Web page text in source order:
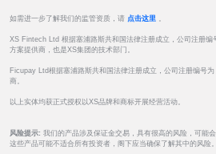
如需进一步了解我们的监管资质，请 点击这里 。
XS Fintech Ltd 根据塞浦路斯共和国法律注册成立，公司注册
方案提供商，也是XS集团的技术部门。
Ficupay Ltd根据塞浦路斯共和国法律注册成立，公司注册编号
商。
以上实体均获正式授权以XS品牌和商标开展经营活动。
风险提示: 我们的产品涉及保证金交易，具有很高的风险，可能
这些产品可能不适合所有投资者，阁下应当确保了解其中的风险。